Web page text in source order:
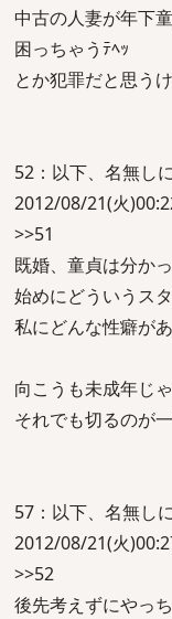
中古の人妻が年下
困っちゃうﾃﾍｯ
とか犯罪だと思う
52：以下、名無し
2012/08/21(火
>>51
既婚、童貞は分か
始めにどういうス
私にどんな性癖が
向こうも未成年じ
それでも切るのが
57：以下、名無し
2012/08/21(火
>>52
後先考えずにやっ